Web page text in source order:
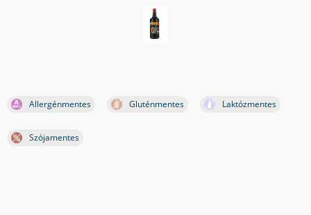
Allergénmentes Gluténmentes Laktózmentes
Szójamentes